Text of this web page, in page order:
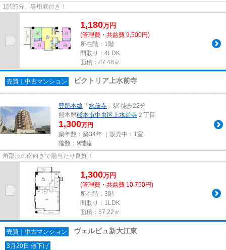
1階部分、専用庭付き！
1,180万円
(管理費・共益費 9,500円)
所在階：1階
間取り：4LDK
面積：87.48㎡
売買｜中古マンション ビクトリア上水前寺
豊肥本線 「 水前寺 」駅 徒歩22分
熊本県熊本市中央区上水前寺 ２丁目
1,300万円
築年数：築34年 ｜販売中： 1室
階数：9階建
角部屋の南向きで陽当たり良好！
1,300万円
(管理費・共益費 10,750円)
所在階：3階
間取り：1LDK
面積：57.22㎡
売買｜中古マンション ヴェルビュ新大江東
3月20日 値下げ